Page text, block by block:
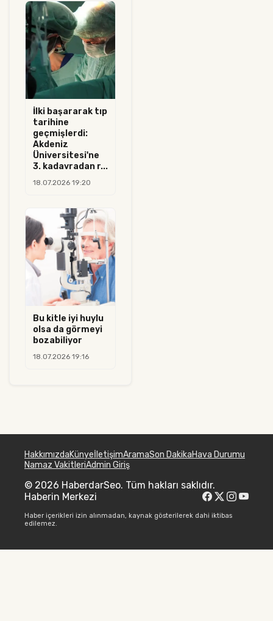
İlki başararak tıp
tarihine
geçmişlerdi:
Akdeniz
Üniversitesi'ne
3. kadavradan r...
18.07.2026 19:20
Bu kitle iyi huylu
olsa da görmeyi
bozabiliyor
18.07.2026 19:16
HakkımızdaKünyeİletişimAramaSon DakikaHava Durumu
Namaz VakitleriAdmin Giriş
© 2026 HaberdarSeo. Tüm hakları saklıdır.
Haberin Merkezi
Haber içerikleri izin alınmadan, kaynak gösterilerek dahi iktibas
edilemez.